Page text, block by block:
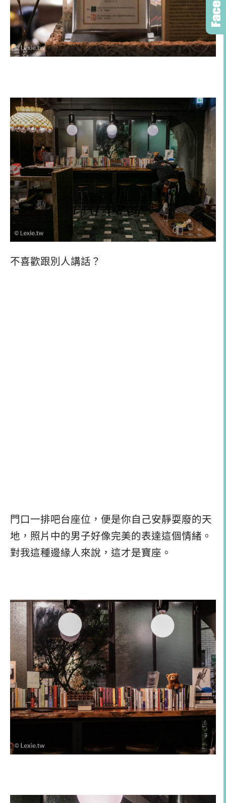
不喜歡跟別人講話？
門口一排吧台座位，便是你自己安靜耍廢的天
地，照片中的男子好像完美的表達這個情緒。
對我這種邊緣人來說，這才是寶座。